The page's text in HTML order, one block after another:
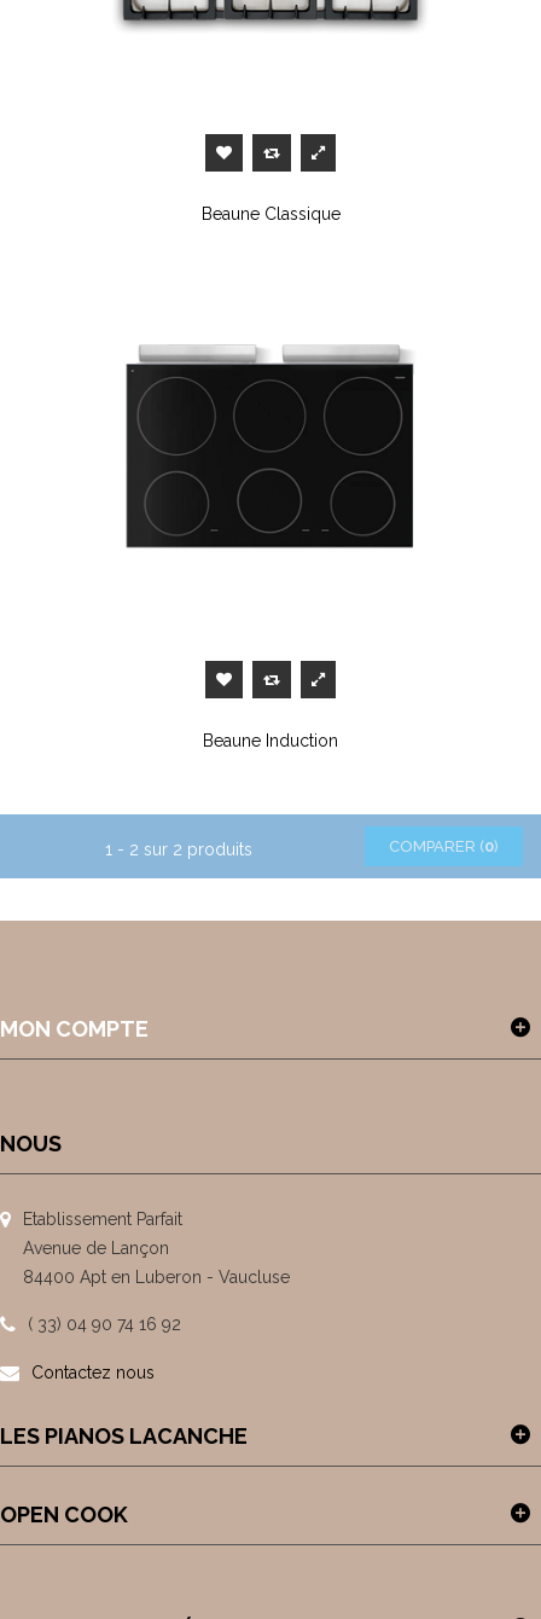
Beaune Classique
Beaune Induction
1 - 2 sur 2 produits COMPARER (0)
MON COMPTE
NOUS
Etablissement Parfait
Avenue de Lançon
84400 Apt en Luberon - Vaucluse
( 33) 04 90 74 16 92
Contactez nous
LES PIANOS LACANCHE
OPEN COOK